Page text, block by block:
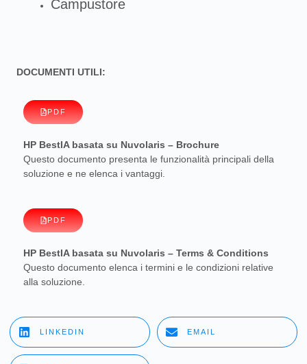
Campustore
DOCUMENTI UTILI:
PDF
HP BestIA basata su Nuvolaris – Brochure
Questo documento presenta le funzionalità principali della
soluzione e ne elenca i vantaggi.
PDF
HP BestIA basata su Nuvolaris – Terms & Conditions
Questo documento elenca i termini e le condizioni relative
alla soluzione.
LINKEDIN EMAIL